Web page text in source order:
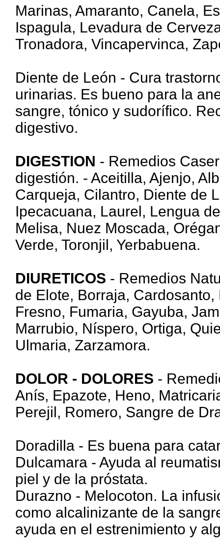
Marinas, Amaranto, Canela,
Ispagula, Levadura de
Tronadora, Vincapervinca,
Diente de León - Cura
urinarias. Es bueno para la
sangre, tónico y sudorífico.
digestivo.
DIGESTION - Remedios
digestión. - Aceitilla, Ajenjo,
Carqueja, Cilantro, Diente de
Ipecacuana, Laurel, Lengua
Melisa, Nuez Moscada,
Verde, Toronjil, Yerbabuena.
DIURETICOS - Remedios
de Elote, Borraja,
Fresno, Fumaria, Gayuba,
Marrubio, Níspero, Ortiga,
Ulmaria, Zarzamora.
DOLOR - DOLORES -
Anís, Epazote, Heno,
Perejil, Romero, Sangre de
Doradilla - Es buena para
Dulcamara - Ayuda al
piel y de la próstata.
Durazno - Melocoton. La
como alcalinizante de la
ayuda en el estrenimiento y